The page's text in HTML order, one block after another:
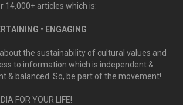
14,000+ articles which is:
• ENGAGING
the sustainability of cultural values and
to information which is independent &
& balanced. So, be part of the movement!
FOR YOUR LIFE!